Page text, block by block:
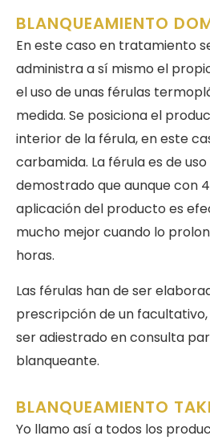
BLANQUEAMIENTO
En este caso en tratamiento
administra a sí mismo el
el uso de unas férulas
medida. Se posiciona el
interior de la férula, en este
carbamida. La férula es de
demostrado que aunque con
aplicación del producto es
mucho mejor cuando lo
horas.
Las férulas han de ser
prescripción de un
ser adiestrado en consulta
blanqueante.
BLANQUEAMIENTO
Yo llamo así a todos los